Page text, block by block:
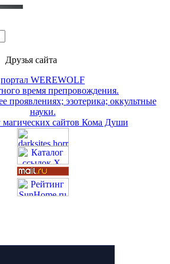
Друзья сайта
портал WEREWOLF